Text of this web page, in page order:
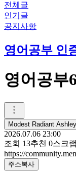
전체글
인기글
공지사항
영어공부 인
영어공부
Modest Radiant Ashley
2026.07.06 23:00
조회 13추천 0스크랩
https://
주소복사